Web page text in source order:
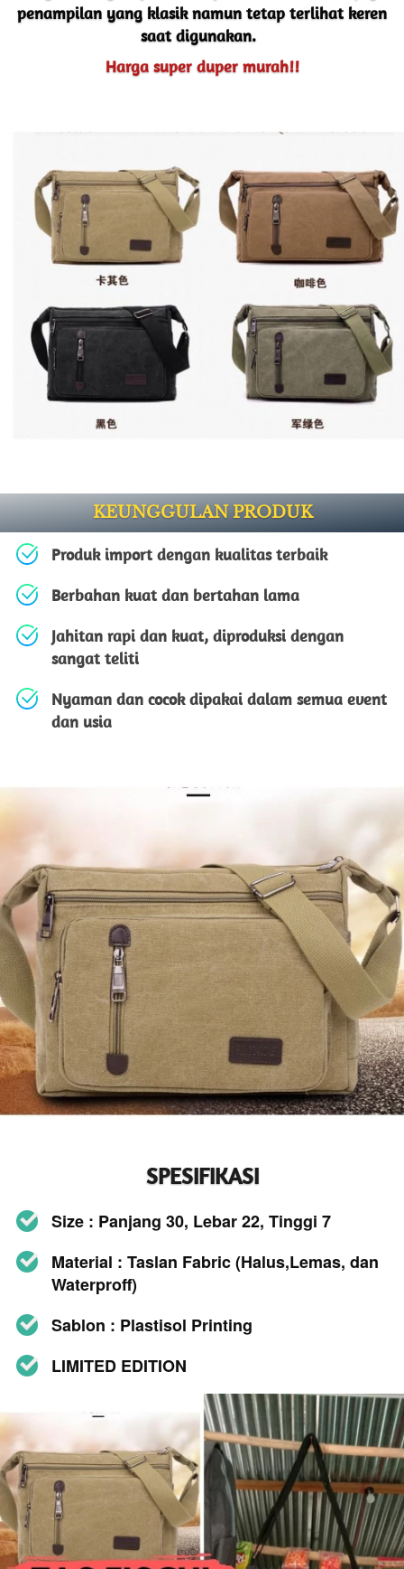
penampilan yang klasik namun tetap terlihat keren
saat digunakan.
Harga super duper murah!!
KEUNGGULAN PRODUK
Produk import dengan kualitas terbaik
Berbahan kuat dan bertahan lama
Jahitan rapi dan kuat, diproduksi dengan
sangat teliti
Nyaman dan cocok dipakai dalam semua event
dan usia
SPESIFIKASI
Size : Panjang 30, Lebar 22, Tinggi 7
Material : Taslan Fabric (Halus,Lemas, dan
Waterproff)
Sablon : Plastisol Printing
LIMITED EDITION